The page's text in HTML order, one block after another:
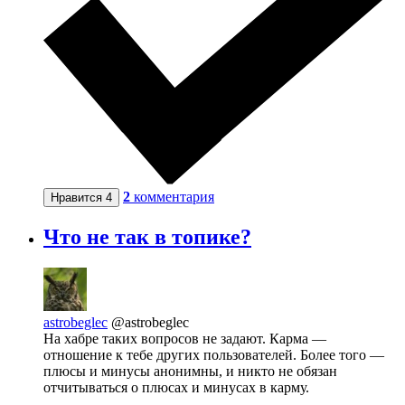
Нравится 4 2 комментария
Что не так в топике?
astrobeglec @astrobeglec
На хабре таких вопросов не задают. Карма —
отношение к тебе других пользователей. Более того —
плюсы и минусы анонимны, и никто не обязан
отчитываться о плюсах и минусах в карму.